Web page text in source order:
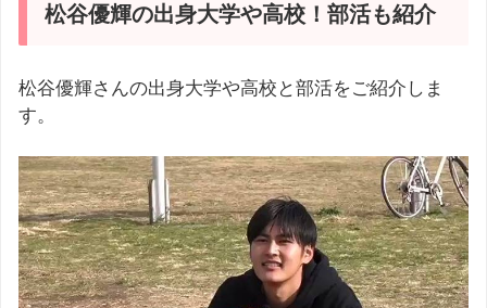
松谷優輝の出身大学や高校！部活も紹介
松谷優輝さんの出身大学や高校と部活をご紹介しま
す。